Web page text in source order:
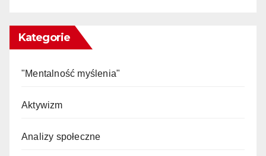
Kategorie
"Mentalność myślenia"
Aktywizm
Analizy społeczne